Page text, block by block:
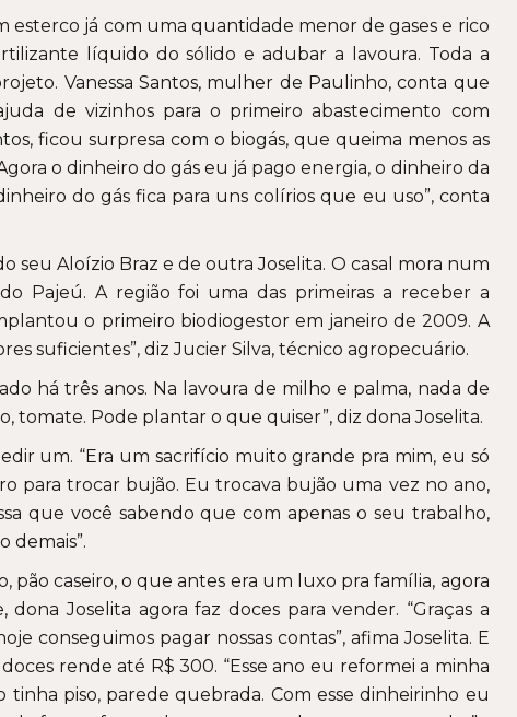
esterco já com uma quantidade menor de gases e rico
líquido do sólido e adubar a lavoura. Toda a
Vanessa Santos, mulher de Paulinho, conta que
de vizinhos para o primeiro abastecimento com
ficou surpresa com o biogás, que queima menos as
o dinheiro do gás eu já pago energia, o dinheiro da
do gás fica para uns colírios que eu uso”, conta
seu Aloízio Braz e de outra Joselita. O casal mora num
Pajeú. A região foi uma das primeiras a receber a
o primeiro biodiogestor em janeiro de 2009. A
suficientes”, diz Jucier Silva, técnico agropecuário.
há três anos. Na lavoura de milho e palma, nada de
tomate. Pode plantar o que quiser”, diz dona Joselita.
um. “Era um sacrifício muito grande pra mim, eu só
para trocar bujão. Eu trocava bujão uma vez no ano,
que você sabendo que com apenas o seu trabalho,
demais”.
pão caseiro, o que antes era um luxo pra família, agora
Joselita agora faz doces para vender. “Graças a
conseguimos pagar nossas contas”, afima Joselita. E
rende até R$ 300. “Esse ano eu reformei a minha
tinha piso, parede quebrada. Com esse dinheirinho eu